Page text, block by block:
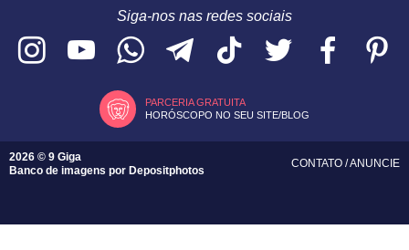
Siga-nos nas redes sociais
PARCERIA GRATUITA
HORÓSCOPO NO SEU SITE/BLOG
2026 © 9 Giga
Banco de imagens por Depositphotos
CONTATO /ANUNCIE